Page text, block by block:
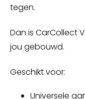
tegen.
Dan is CarCollect
jou gebouwd.
Geschikt voor:
Universele